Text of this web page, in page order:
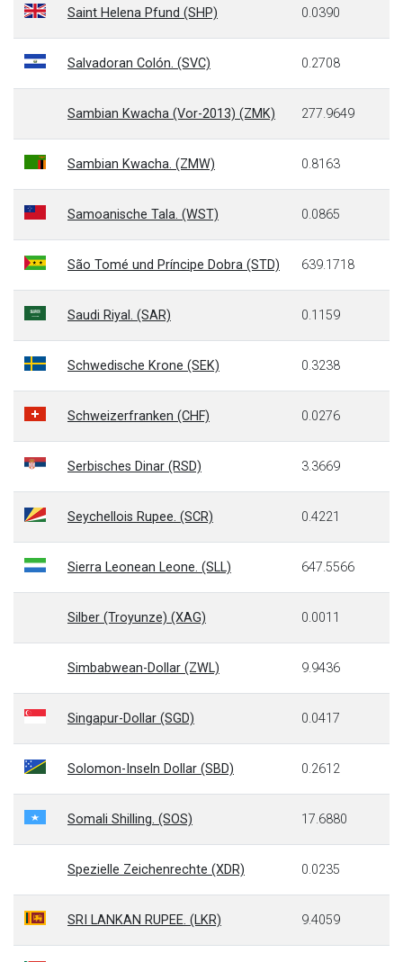
Saint Helena Pfund (SHP) 0.0390
Salvadoran Colón. (SVC) 0.2708
Sambian Kwacha (Vor-2013) (ZMK) 277.9649
Sambian Kwacha. (ZMW) 0.8163
Samoanische Tala. (WST) 0.0865
São Tomé und Príncipe Dobra (STD) 639.1718
Saudi Riyal. (SAR) 0.1159
Schwedische Krone (SEK) 0.3238
Schweizerfranken (CHF) 0.0276
Serbisches Dinar (RSD) 3.3669
Seychellois Rupee. (SCR) 0.4221
Sierra Leonean Leone. (SLL) 647.5566
Silber (Troyunze) (XAG) 0.0011
Simbabwean-Dollar (ZWL) 9.9436
Singapur-Dollar (SGD) 0.0417
Solomon-Inseln Dollar (SBD) 0.2612
Somali Shilling. (SOS) 17.6880
Spezielle Zeichenrechte (XDR) 0.0235
SRI LANKAN RUPEE. (LKR) 9.4059